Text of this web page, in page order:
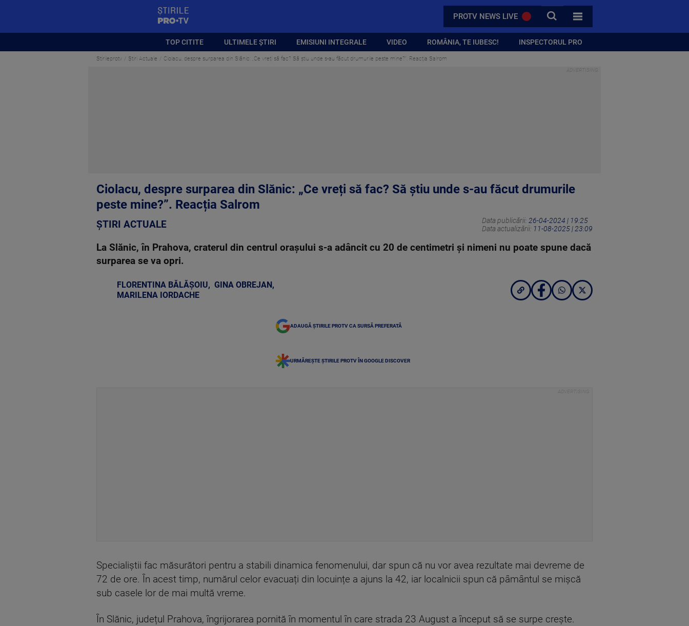
PROTV NEWS LIVE CAUTA
TOATE CATEGORIILE
TOP CITITE ULTIMELE ȘTIRI EMISIUNI INTEGRALE VIDEO ROMÂNIA, TE IUBESC! INSPECTORUL PRO
Stirileprotv Știri Actuale Ciolacu, despre surparea din Slănic: „Ce vreți să fac? Să știu unde s-au făcut drumurile peste mine?”. Reacția Salrom
Ciolacu, despre surparea din Slănic: „Ce vreți să fac? Să știu unde s-au făcut drumurile
peste mine?”. Reacția Salrom
ȘTIRI ACTUALE Data publicării: 26-04-2024 | 19:25
Data actualizării: 11-08-2025 | 23:09
La Slănic, în Prahova, craterul din centrul orașului s-a adâncit cu 20 de centimetri și nimeni nu poate spune dacă
surparea se va opri.
FLORENTINA BĂLĂȘOIU, GINA OBREJAN ,
MARILENA IORDACHE
ADAUGĂ ȘTIRILE PROTV CA SURSĂ PREFERATĂ
URMĂREȘTE ȘTIRILE PROTV ÎN GOOGLE DISCOVER
Specialiștii fac măsurători pentru a stabili dinamica fenomenului, dar spun că nu vor avea rezultate mai devreme de
72 de ore. În acest timp, numărul celor evacuați din locuințe a ajuns la 42, iar localnicii spun că pâmântul se mișcă
sub casele lor de mai multă vreme.
În Slănic, județul Prahova, îngrijorarea pornită în momentul în care strada 23 August a început să se surpe crește.